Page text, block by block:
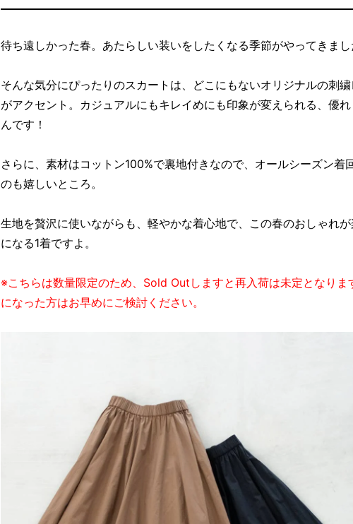
待ち遠しかった春。あたらしい装いをしたくなる季節がやってきま
そんな気分にぴったりのスカートは、どこにもないオリジナルの刺
がアクセント。カジュアルにもキレイめにも印象が変えられる、優
んです！
さらに、素材はコットン100%で裏地付きなので、オールシーズン着
のも嬉しいところ。
生地を贅沢に使いながらも、軽やかな着心地で、この春のおしゃれ
になる1着ですよ。
※こちらは数量限定のため、Sold Outしますと再入荷は未定となりま
になった方はお早めにご検討ください。